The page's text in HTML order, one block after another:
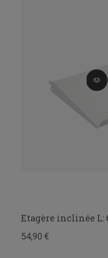
Etagère inclinée L:
54,90 €